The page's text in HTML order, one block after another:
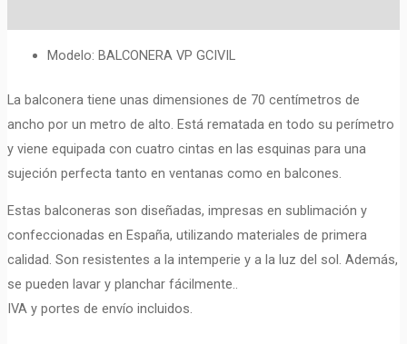
Modelo: BALCONERA VP GCIVIL
La balconera tiene unas dimensiones de 70 centímetros de
ancho por un metro de alto. Está rematada en todo su perímetro
y viene equipada con cuatro cintas en las esquinas para una
sujeción perfecta tanto en ventanas como en balcones.
Estas balconeras son diseñadas, impresas en sublimación y
confeccionadas en España, utilizando materiales de primera
calidad. Son resistentes a la intemperie y a la luz del sol. Además,
se pueden lavar y planchar fácilmente..
IVA y portes de envío incluidos.